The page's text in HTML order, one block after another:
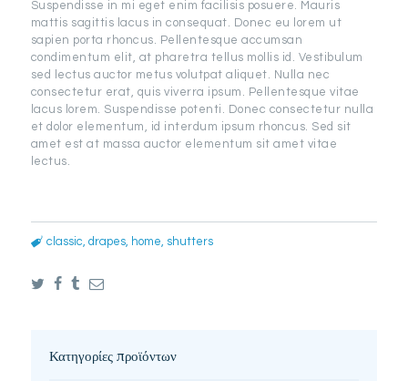
Suspendisse in mi eget enim facilisis posuere. Mauris
mattis sagittis lacus in consequat. Donec eu lorem ut
sapien porta rhoncus. Pellentesque accumsan
condimentum elit, at pharetra tellus mollis id. Vestibulum
sed lectus auctor metus volutpat aliquet. Nulla nec
consectetur erat, quis viverra ipsum. Pellentesque vitae
lacus lorem. Suspendisse potenti. Donec consectetur nulla
et dolor elementum, id interdum ipsum rhoncus. Sed sit
amet est at massa auctor elementum sit amet vitae
lectus.
classic,drapes, home, shutters
Κατηγορίες προϊόντων